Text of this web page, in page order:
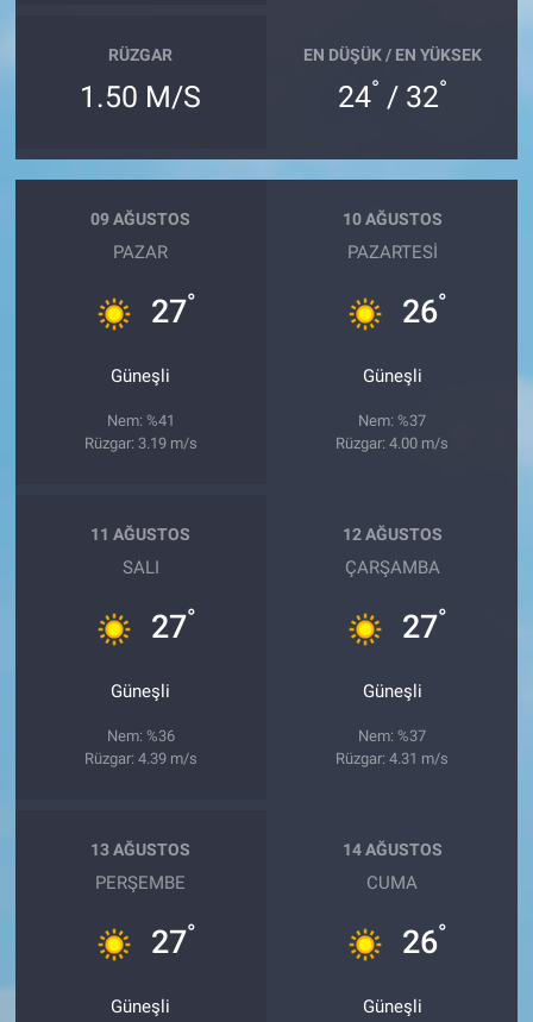
RÜZGAR
1.50 M/S
EN DÜŞÜK / EN YÜKSEK
24° / 32°
09 AĞUSTOS
PAZAR
27°
Güneşli
Nem: %41
Rüzgar: 3.19 m/s
10 AĞUSTOS
PAZARTESI
26°
Güneşli
Nem: %37
Rüzgar: 4.00 m/s
11 AĞUSTOS
SALI
27°
Güneşli
Nem: %36
Rüzgar: 4.39 m/s
12 AĞUSTOS
ÇARŞAMBA
27°
Güneşli
Nem: %37
Rüzgar: 4.31 m/s
13 AĞUSTOS
PERŞEMBE
27°
Güneşli
14 AĞUSTOS
CUMA
26°
Güneşli